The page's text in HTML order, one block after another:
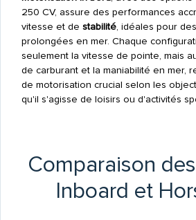
250 CV, assure des performances
vitesse et de stabilité, idéales pour
prolongées en mer. Chaque
seulement la vitesse de pointe, mais
de carburant et la maniabilité en mer,
de motorisation crucial selon les
qu'il s'agisse de loisirs ou d'activités
Comparaison
Inboard et